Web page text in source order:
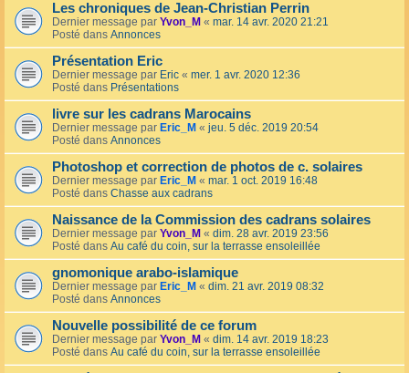
Les chroniques de Jean-Christian Perrin
Dernier message par Yvon_M « mar. 14 avr. 2020 21:21
Posté dans Annonces
Présentation Eric
Dernier message par Eric « mer. 1 avr. 2020 12:36
Posté dans Présentations
livre sur les cadrans Marocains
Dernier message par Eric_M « jeu. 5 déc. 2019 20:54
Posté dans Annonces
Photoshop et correction de photos de c. solaires
Dernier message par Eric_M « mar. 1 oct. 2019 16:48
Posté dans Chasse aux cadrans
Naissance de la Commission des cadrans solaires
Dernier message par Yvon_M « dim. 28 avr. 2019 23:56
Posté dans Au café du coin, sur la terrasse ensoleillée
gnomonique arabo-islamique
Dernier message par Eric_M « dim. 21 avr. 2019 08:32
Posté dans Annonces
Nouvelle possibilité de ce forum
Dernier message par Yvon_M « dim. 14 avr. 2019 18:23
Posté dans Au café du coin, sur la terrasse ensoleillée